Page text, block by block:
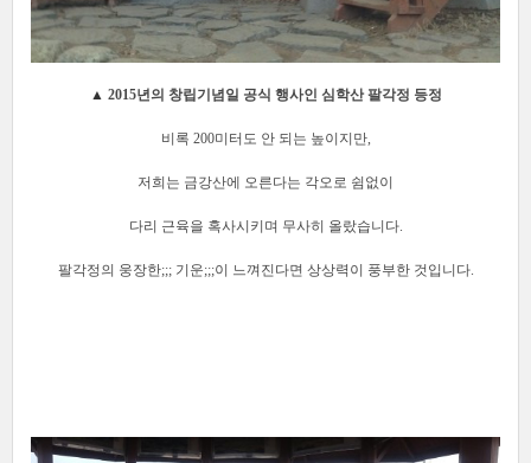
▲ 2015년의 창립기념일 공식 행사인 심학산 팔각정 등정
비록 200미터도 안 되는 높이지만,
저희는 금강산에 오른다는 각오로 쉼없이
다리 근육을 혹사시키며 무사히 올랐습니다.
팔각정의 웅장한;;; 기운;;;이 느껴진다면 상상력이 풍부한 것입니다.